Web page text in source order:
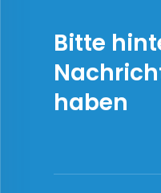
Bitte
haben